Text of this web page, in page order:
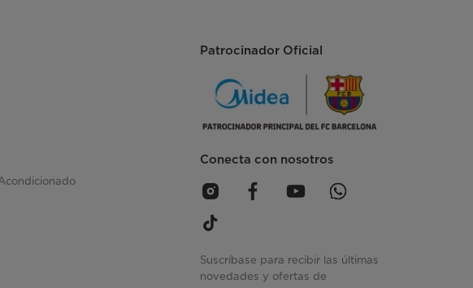
Patrocinador Oficial
Conecta con nosotros
Suscríbase para recibir las últimas
novedades y ofertas de